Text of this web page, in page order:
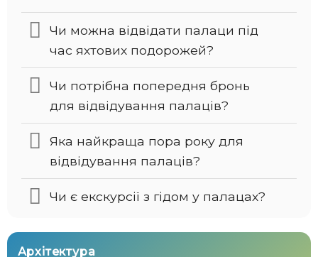
Чи можна відвідати палаци під
час яхтових подорожей?
Чи потрібна попередня бронь
для відвідування палаців?
Яка найкраща пора року для
відвідування палаців?
Чи є екскурсії з гідом у палацах?
Архітектура